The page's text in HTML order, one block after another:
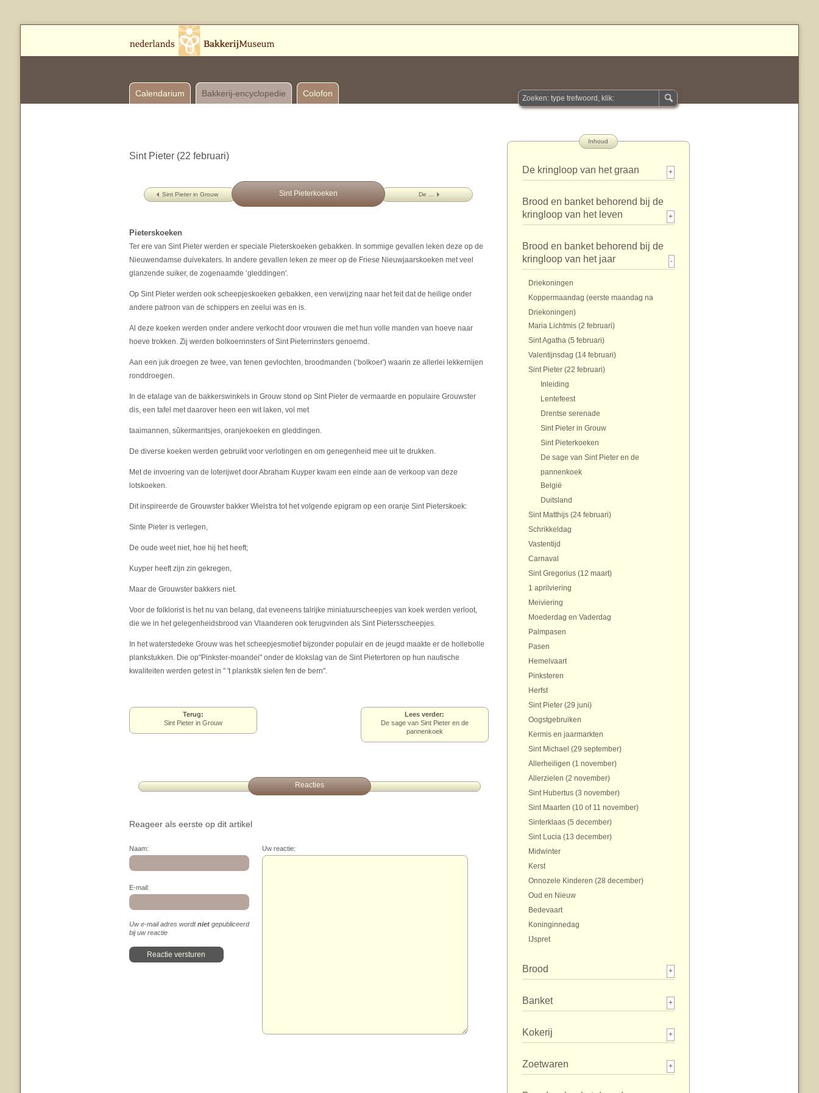
Calendarium Bakkerij-encyclopedie Colofon
Sint Pieter (22 februari)
Sint Pieter in Grouw De ...
Sint Pieterkoeken
Pieterskoeken
Ter ere van Sint Pieter werden er speciale Pieterskoeken gebakken. In sommige gevallen leken deze op de
Nieuwendamse duivekaters. In andere gevallen leken ze meer op de Friese Nieuwjaarskoeken met veel
glanzende suiker, de zogenaamde ‘gleddingen'.
Op Sint Pieter werden ook scheepjeskoeken gebakken, een verwijzing naar het feit dat de heilige onder
andere patroon van de schippers en zeelui was en is.
Al deze koeken werden onder andere verkocht door vrouwen die met hun volle manden van hoeve naar
hoeve trokken. Zij werden bolkoerrinsters of Sint Pieterrinsters genoemd.
Aan een juk droegen ze twee, van tenen gevlochten, broodmanden (‘bolkoer') waarin ze allerlei lekkernijen
ronddroegen.
In de etalage van de bakkerswinkels in Grouw stond op Sint Pieter de vermaarde en populaire Grouwster
dis, een tafel met daarover heen een wit laken, vol met
taaimannen, sûkermantsjes, oranjekoeken en gleddingen.
De diverse koeken werden gebruikt voor verlotingen en om genegenheid mee uit te drukken.
Met de invoering van de loterijwet door Abraham Kuyper kwam een einde aan de verkoop van deze
lotskoeken.
Dit inspireerde de Grouwster bakker Wielstra tot het volgende epigram op een oranje Sint Pieterskoek:
Sinte Pieter is verlegen,
De oude weet niet, hoe hij het heeft;
Kuyper heeft zijn zin gekregen,
Maar de Grouwster bakkers niet.
Voor de folklorist is het nu van belang, dat eveneens talrijke miniatuurscheepjes van koek werden verloot,
die we in het gelegenheidsbrood van Vlaanderen ook terugvinden als Sint Pietersscheepjes.
In het waterstedeke Grouw was het scheepjesmotief bijzonder populair en de jeugd maakte er de hollebolle
plankstukken. Die op"Pinkster-moandei" onder de klokslag van de Sint Pietertoren op hun nautische
kwaliteiten werden getest in " 't plankstik sielen fen de bern".
Terug:
Sint Pieter in Grouw
Lees verder:
De sage van Sint Pieter en de
pannenkoek
Reacties
Reageer als eerste op dit artikel
Naam:
E-mail:
Uw e-mail adres wordtnietgepubliceerd
bij uw reactie
Uw reactie:
Inhoud
De kringloop van het graan +
Brood en banket behorend bij de
kringloop van het leven
+
Brood en banket behorend bij de
kringloop van het jaar
-
Driekoningen
Koppermaandag (eerste maandag na
Driekoningen)
Maria Lichtmis (2 februari)
Sint Agatha (5 februari)
Valentijnsdag (14 februari)
Sint Pieter (22 februari)
Inleiding
Lentefeest
Drentse serenade
Sint Pieter in Grouw
Sint Pieterkoeken
De sage van Sint Pieter en de
pannenkoek
België
Duitsland
Sint Matthijs (24 februari)
Schrikkeldag
Vastentijd
Carnaval
Sint Gregorius (12 maart)
1 aprilviering
Meiviering
Moederdag en Vaderdag
Palmpasen
Pasen
Hemelvaart
Pinksteren
Herfst
Sint Pieter (29 juni)
Oogstgebruiken
Kermis en jaarmarkten
Sint Michael (29 september)
Allerheiligen (1 november)
Allerzielen (2 november)
Sint Hubertus (3 november)
Sint Maarten (10 of 11 november)
Sinterklaas (5 december)
Sint Lucia (13 december)
Midwinter
Kerst
Onnozele Kinderen (28 december)
Oud en Nieuw
Bedevaart
Koninginnedag
IJspret
Brood +
Banket +
Kokerij +
Zoetwaren +